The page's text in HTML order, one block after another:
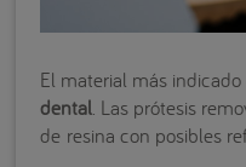
El material más indicado
dental. Las prótesis
de resina con posibles